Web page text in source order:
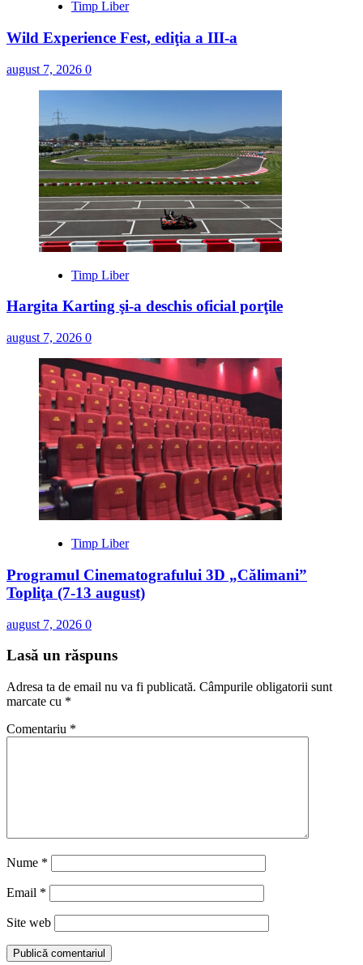
Timp Liber
Wild Experience Fest, ediţia a III-a
august 7, 2026 0
Timp Liber
Hargita Karting şi-a deschis oficial porţile
august 7, 2026 0
Timp Liber
Programul Cinematografului 3D „Călimani”
Topliţa (7-13 august)
august 7, 2026 0
Lasă un răspuns
Adresa ta de email nu va fi publicată. Câmpurile obligatorii sunt
marcate cu *
Comentariu *
Nume *
Email *
Site web